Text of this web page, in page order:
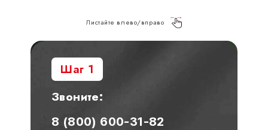
Листайте влево/вправо
Шаг 1
Звоните:
8 (800) 600-31-82